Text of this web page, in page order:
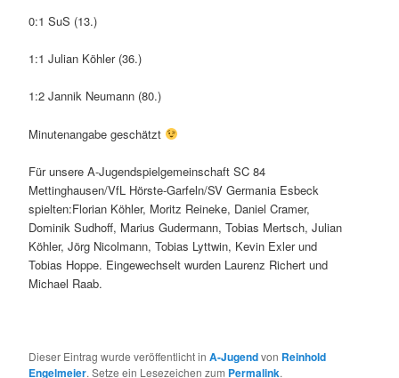
0:1 SuS (13.)
1:1 Julian Köhler (36.)
1:2 Jannik Neumann (80.)
Minutenangabe geschätzt
Für unsere A-Jugendspielgemeinschaft SC 84
Mettinghausen/VfL Hörste-Garfeln/SV Germania Esbeck
spielten:Florian Köhler, Moritz Reineke, Daniel Cramer,
Dominik Sudhoff, Marius Gudermann, Tobias Mertsch, Julian
Köhler, Jörg Nicolmann, Tobias Lyttwin, Kevin Exler und
Tobias Hoppe. Eingewechselt wurden Laurenz Richert und
Michael Raab.
Dieser Eintrag wurde veröffentlicht inA-Jugendvon Reinhold
Engelmeier. Setze ein Lesezeichen zum Permalink.